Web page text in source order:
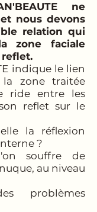
ne
nous devons
relation qui
zone faciale
indique le lien
la zone traitée
ride entre les
reflet sur le
la réflexion
?
souffre de
au niveau
problèmes